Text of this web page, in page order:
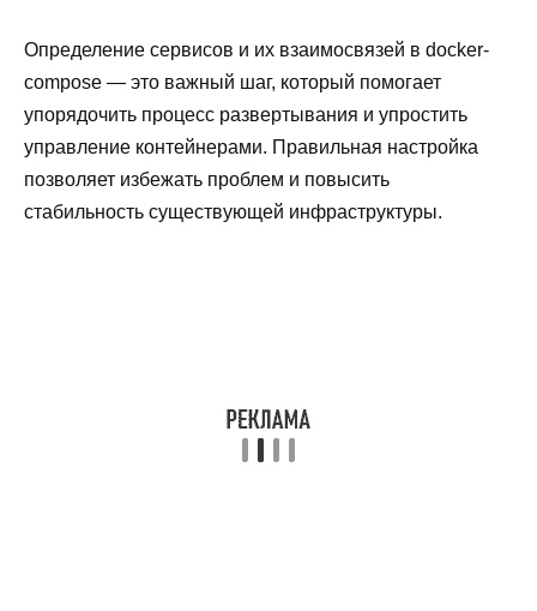
Определение сервисов и их взаимосвязей в docker-
compose — это важный шаг, который помогает
упорядочить процесс развертывания и упростить
управление контейнерами. Правильная настройка
позволяет избежать проблем и повысить
стабильность существующей инфраструктуры.